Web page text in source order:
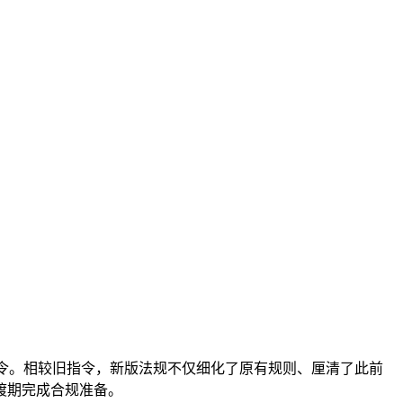
。相较旧指令，新版法规不仅细化了原有规则、厘清了此前
完成合规准备。